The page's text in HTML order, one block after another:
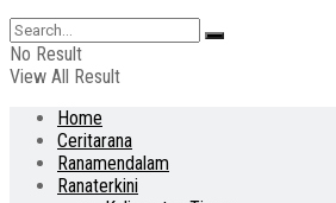
No Result
View All Result
Home
Ceritarana
Ranamendalam
Ranaterkini